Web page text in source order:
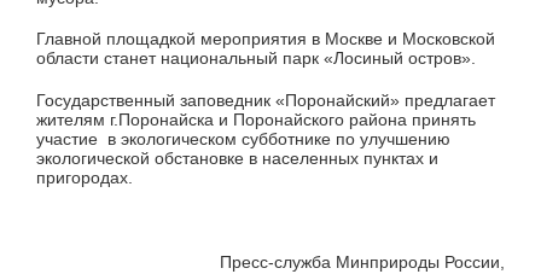
Главной площадкой мероприятия в Москве и Московской
области станет национальный парк «Лосиный остров».
Государственный заповедник «Поронайский» предлагает
жителям г.Поронайска и Поронайского района принять
участие в экологическом субботнике по улучшению
экологической обстановке в населенных пунктах и
пригородах.
Пресс-служба Минприроды России,